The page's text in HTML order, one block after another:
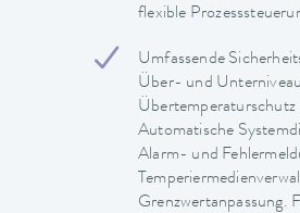
flexible
Umfassende
Über- und
Automatische
Alarm- und
Grenzwertanpassung.